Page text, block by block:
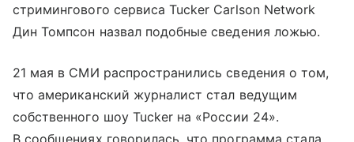
стримингового сервиса Tucker Carlson Network
Дин Томпсон назвал подобные сведения ложью.
21 мая в СМИ распространились сведения о том,
что американский журналист стал ведущим
собственного шоу Tucker на «России 24».
В сообщениях говорилась, что программа стала